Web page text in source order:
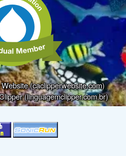
(caclipperwebsite.com)
(linguagemclipper.com.br)